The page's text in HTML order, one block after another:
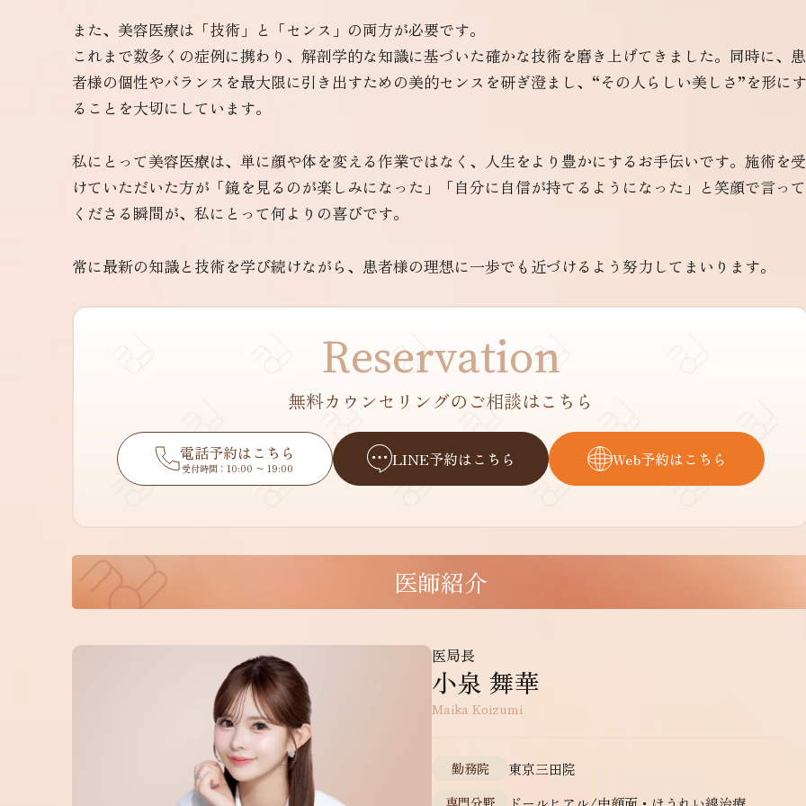
また、美容医療は「技術」と「センス」の両方が必要です。
これまで数多くの症例に携わり、解剖学的な知識に基づいた確かな技術を磨き上げてきました。同時に、患
者様の個性やバランスを最大限に引き出すための美的センスを研ぎ澄まし、“その人らしい美しさ”を形にす
ることを大切にしています。
私にとって美容医療は、単に顔や体を変える作業ではなく、人生をより豊かにするお手伝いです。施術を受
けていただいた方が「鏡を見るのが楽しみになった」「自分に自信が持てるようになった」と笑顔で言って
くださる瞬間が、私にとって何よりの喜びです。
常に最新の知識と技術を学び続けながら、患者様の理想に一歩でも近づけるよう努力してまいります。
Reservation
無料カウンセリングの ご相談はこちら
電話予約はこちら
受付時間：10:00 〜 19:00 LINE予約はこちら Web予約はこちら
医師紹介
医局長
小泉 舞華
Maika Koizumi
勤務院 東京三田院
専門分野